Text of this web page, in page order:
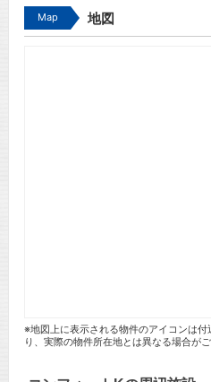
Map 地図
※地図上に表示される物件のアイコンは
り、実際の物件所在地とは異なる場合がご